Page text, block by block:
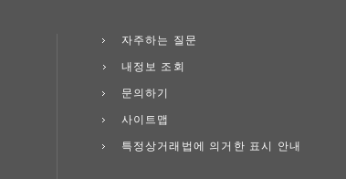
자주하는 질문
내정보 조회
문의하기
사이트맵
특정상거래법에 의거한 표시 안내